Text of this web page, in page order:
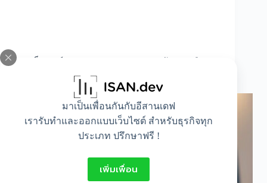
มาเป็นเพื่อนกันกับอีสานเดฟ
เรารับทำและออกแบบเว็บไซต์ สำหรับธุรกิจทุก
ประเภท ปรึกษาฟรี !
เพิ่มเพื่อน
“ตกงาน” และวิกฤตแบบไม่ทันตั้งตัว